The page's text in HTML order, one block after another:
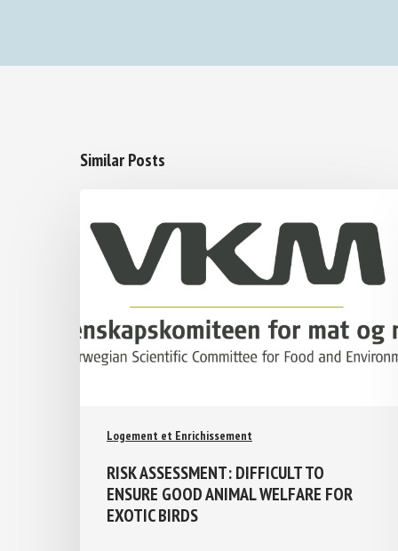
Similar Posts
Logement et Enrichissement
RISK ASSESSMENT: DIFFICULT TO
ENSURE GOOD ANIMAL WELFARE FOR
EXOTIC BIRDS